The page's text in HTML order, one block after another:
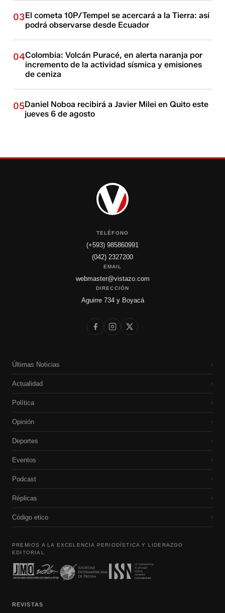
03El cometa 10P/Tempel se acercará a la Tierra: así
podrá observarse desde Ecuador
04Colombia: Volcán Puracé, en alerta naranja por
incremento de la actividad sísmica y emisiones
de ceniza
05Daniel Noboa recibirá a Javier Milei en Quito este
jueves 6 de agosto
TELÉFONO
(+593) 985860991
(042) 2327200
EMAIL
webmaster@vistazo.com
DIRECCIÓN
Aguirre 734 y Boyacá
Últimas Noticias ›
Actualidad ›
Política ›
Opinión ›
Deportes ›
Eventos ›
Podcast ›
Réplicas ›
Código etico ›
PREMIOS A LA EXCELENCIA PERIODÍSTICA Y LIDERAZGO
EDITORIAL
REVISTAS